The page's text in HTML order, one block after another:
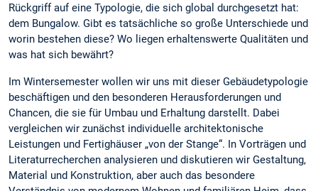
Rückgriff auf eine Typologie, die sich global durchgesetzt hat:
dem Bungalow. Gibt es tatsächliche so große Unterschiede und
worin bestehen diese? Wo liegen erhaltenswerte Qualitäten und
was hat sich bewährt?
Im Wintersemester wollen wir uns mit dieser Gebäudetypologie
beschäftigen und den besonderen Herausforderungen und
Chancen, die sie für Umbau und Erhaltung darstellt. Dabei
vergleichen wir zunächst individuelle architektonische
Leistungen und Fertighäuser „von der Stange“. In Vorträgen und
Literaturrecherchen analysieren und diskutieren wir Gestaltung,
Material und Konstruktion, aber auch das besondere